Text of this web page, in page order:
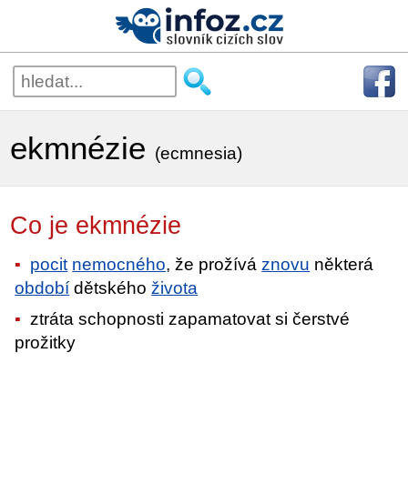
ekmnézie (ecmnesia)
Co je ekmnézie
pocit nemocného, že prožíváznovu některá
období dětskéhoživota
ztráta schopnosti zapamatovat si čerstvé
prožitky